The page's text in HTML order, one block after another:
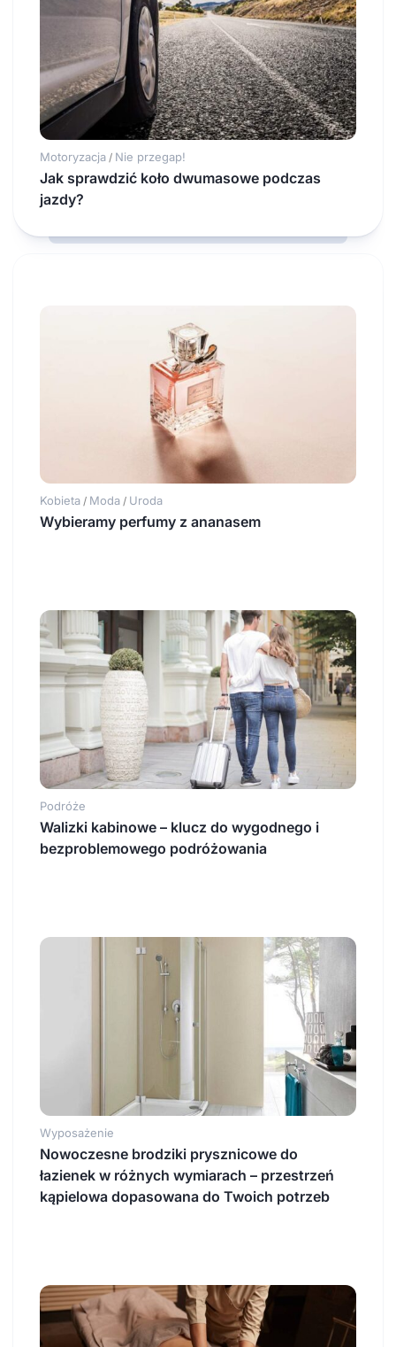
Motoryzacja / Nie przegap!
Jak sprawdzić koło dwumasowe podczas
jazdy?
Kobieta / Moda / Uroda
Wybieramy perfumy z ananasem
Podróże
Walizki kabinowe – klucz do wygodnego i
bezproblemowego podróżowania
Wyposażenie
Nowoczesne brodziki prysznicowe do
łazienek w różnych wymiarach – przestrzeń
kąpielowa dopasowana do Twoich potrzeb